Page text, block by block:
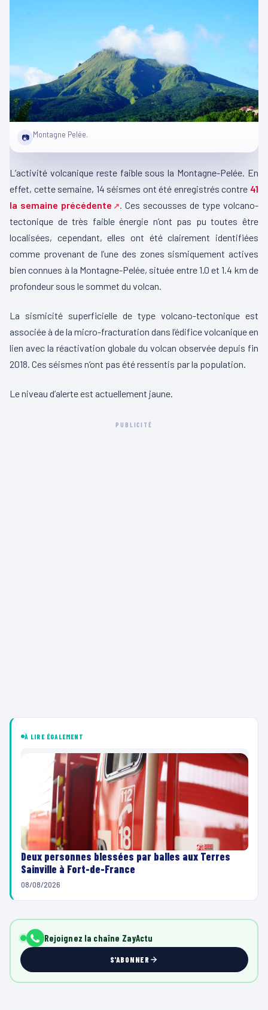
📷 Montagne Pelée.
L’activité volcanique reste faible sous la Montagne-Pelée. En
effet, cette semaine, 14 séismes ont été enregistrés contre 41
la semaine précédente
. Ces secousses de type volcano-
tectonique de très faible énergie n’ont pas pu toutes être
localisées, cependant, elles ont été clairement identifiées
comme provenant de l’une des zones sismiquement actives
bien connues à la Montagne-Pelée, située entre 1.0 et 1.4 km de
profondeur sous le sommet du volcan.
La sismicité superficielle de type volcano-tectonique est
associée à de la micro-fracturation dans l’édifice volcanique en
lien avec la réactivation globale du volcan observée depuis fin
2018. Ces séismes n’ont pas été ressentis par la population.
Le niveau d’alerte est actuellement jaune.
PUBLICITÉ
À LIRE ÉGALEMENT
Deux personnes blessées par balles aux Terres
Sainville à Fort-de-France
08/08/2026
Rejoignez la chaîne ZayActu
S'ABONNER